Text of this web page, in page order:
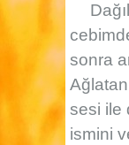
sonra
sesi ile
ismini